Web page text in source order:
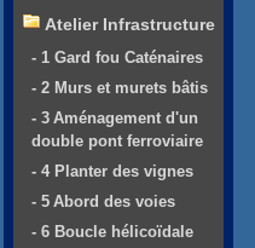
Atelier Infrastructure
- 1 Gard fou Caténaires
- 2 Murs et murets bâtis
- 3 Aménagement d'un
double pont ferroviaire
- 4 Planter des vignes
- 5 Abord des voies
- 6 Boucle hélicoïdale